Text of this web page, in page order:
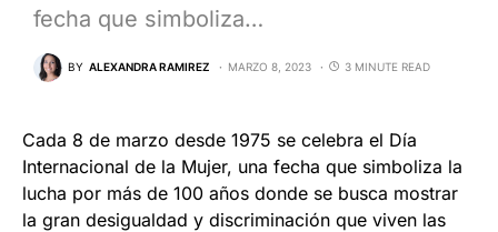
fecha que simboliza…
BY ALEXANDRA RAMIREZ MARZO 8, 2023 3 MINUTE READ
Cada 8 de marzo desde 1975 se celebra el Día
Internacional de la Mujer, una fecha que simboliza la
lucha por más de 100 años donde se busca mostrar
la gran desigualdad y discriminación que viven las